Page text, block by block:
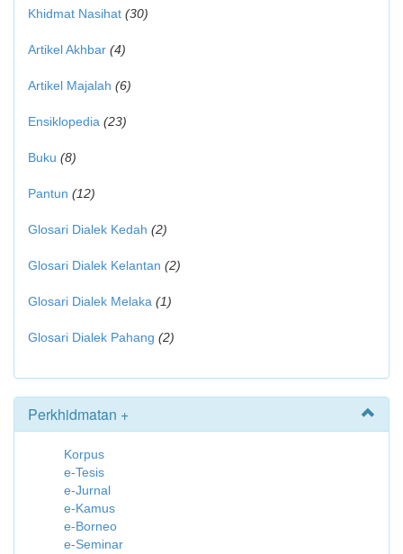
Khidmat Nasihat (30)
Artikel Akhbar (4)
Artikel Majalah (6)
Ensiklopedia (23)
Buku (8)
Pantun (12)
Glosari Dialek Kedah (2)
Glosari Dialek Kelantan (2)
Glosari Dialek Melaka (1)
Glosari Dialek Pahang (2)
Perkhidmatan +
Korpus
e-Tesis
e-Jurnal
e-Kamus
e-Borneo
e-Seminar